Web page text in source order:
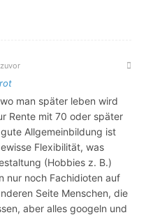
man später leben wird
Rente mit 70 oder später
Allgemeinbildung ist
Flexibilität, was
(Hobbies z. B.)
nur noch Fachidioten auf
Seite Menschen, die
aber alles googeln und